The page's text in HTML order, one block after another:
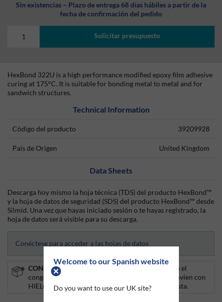
Welcome to our Spanish website
Do you want to use our UK site?
Sin existencias – Plazo de entrega 68 días hábiles a partir de la
fecha de confirmación del pedido
Solicitar presupuesto
HexBond 322U is a high performance modified epoxy film adhesive
curing at 175°C. It is suitable for bonding metal to metal and for
sandwich structures.
Technical Information
Código del producto 39209928
País de Origen United Kingdom
Data Sheets
Descarga hoy mismo la hoja técnica (TDS) del producto HexBond™
y la hoja de datos de seguridad (SDS) del producto HexBond™ desde
Silmid. Una vez que hayas iniciado sesión o te hayas registrado, la
hoja de datos será visible para su descarga.
Conéctese para acceder a las hojas de datos
CONGELADOR:
Este producto debe guardarse en el
congelador y se recomienda que los pedidos se envíen con
HIELO SECO.Haga clic aquí para añadirlo a su cesta.